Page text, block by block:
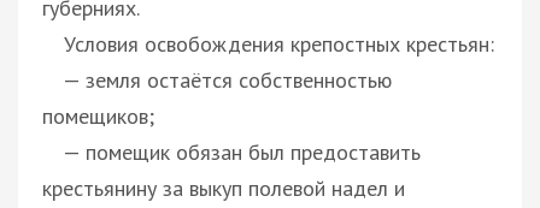
губерниях.
Условия освобождения крепостных крестьян:
— земля остаётся собственностью
помещиков;
— помещик обязан был предоставить
крестьянину за выкуп полевой надел и